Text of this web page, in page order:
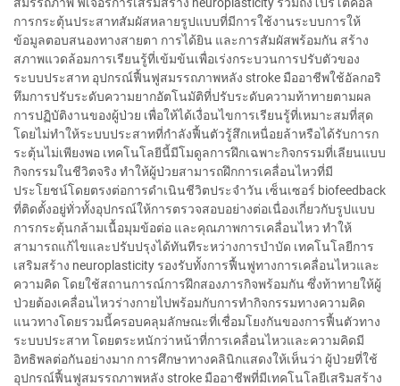
การกระตุ้นประสาทสัมผัสหลายรูปแบบที่มีการใช้งานระบบการให้
ข้อมูลตอบสนองทางสายตา การได้ยิน และการสัมผัสพร้อมกัน สร้าง
สภาพแวดล้อมการเรียนรู้ที่เข้มข้นเพื่อเร่งกระบวนการปรับตัวของ
ระบบประสาท อุปกรณ์ฟื้นฟูสมรรถภาพหลัง stroke มืออาชีพใช้อัลกอริ
ทึมการปรับระดับความยากอัตโนมัติที่ปรับระดับความท้าทายตามผล
การปฏิบัติงานของผู้ป่วย เพื่อให้ได้เงื่อนไขการเรียนรู้ที่เหมาะสมที่สุด
โดยไม่ทำให้ระบบประสาทที่กำลังฟื้นตัวรู้สึกเหนื่อยล้าหรือได้รับการก
ระตุ้นไม่เพียงพอ เทคโนโลยีนี้มีโมดูลการฝึกเฉพาะกิจกรรมที่เลียนแบบ
กิจกรรมในชีวิตจริง ทำให้ผู้ป่วยสามารถฝึกการเคลื่อนไหวที่มี
ประโยชน์โดยตรงต่อการดำเนินชีวิตประจำวัน เซ็นเซอร์ biofeedback
ที่ติดตั้งอยู่ทั่วทั้งอุปกรณ์ให้การตรวจสอบอย่างต่อเนื่องเกี่ยวกับรูปแบบ
การกระตุ้นกล้ามเนื้อมุมข้อต่อ และคุณภาพการเคลื่อนไหว ทำให้
สามารถแก้ไขและปรับปรุงได้ทันทีระหว่างการบำบัด เทคโนโลยีการ
เสริมสร้าง neuroplasticity รองรับทั้งการฟื้นฟูทางการเคลื่อนไหวและ
ความคิด โดยใช้สถานการณ์การฝึกสองภารกิจพร้อมกัน ซึ่งท้าทายให้ผู้
ป่วยต้องเคลื่อนไหวร่างกายไปพร้อมกับการทำกิจกรรมทางความคิด
แนวทางโดยรวมนี้ครอบคลุมลักษณะที่เชื่อมโยงกันของการฟื้นตัวทาง
ระบบประสาท โดยตระหนักว่าหน้าที่การเคลื่อนไหวและความคิดมี
อิทธิพลต่อกันอย่างมาก การศึกษาทางคลินิกแสดงให้เห็นว่า ผู้ป่วยที่ใช้
อุปกรณ์ฟื้นฟูสมรรถภาพหลัง stroke มืออาชีพที่มีเทคโนโลยีเสริมสร้าง